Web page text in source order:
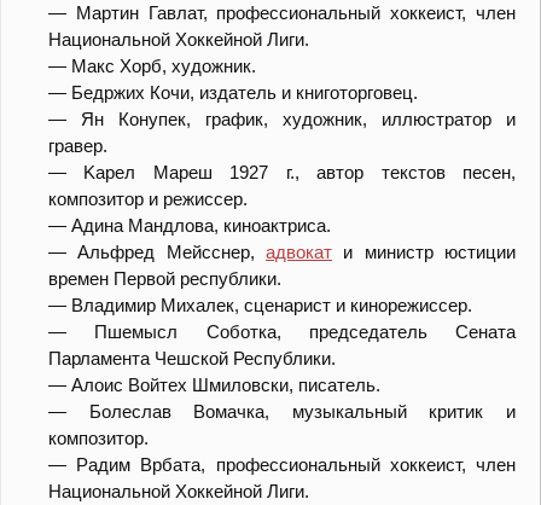
— Maртин Гавлат, профессиональный хоккеист, член
Национальной Хоккейной Лиги.
— Maкс Хорб, художник.
— Бедржих Кочи, издатель и книготорговец.
— Ян Конупек, график, художник, иллюстратор и
гравер.
— Kaрел Мареш 1927 г., автор текстов песен,
композитор и режиссер.
— Aдина Мандлова, киноактриса.
— Aльфред Мейсснер, адвокат и министр юстиции
времен Первой республики.
— Владимир Михалек, сценарист и кинорежиссер.
— Пшемысл Соботка, председатель Сената
Парламента Чешской Республики.
— Aлоис Войтех Шмиловски, писатель.
— Болеслав Вомачка, музыкальный критик и
композитор.
— Радим Врбата, профессиональный хоккеист, член
Национальной Хоккейной Лиги.